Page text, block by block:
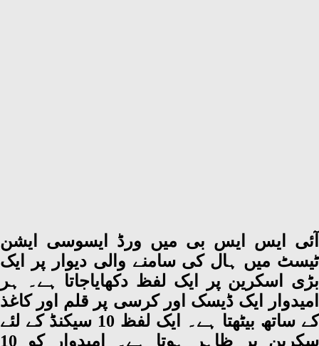
آئی ایس ایس بی میں ورڈ ایسوسی ایشن
ٹیسٹ میں ہال کی سامنے والی دیوار پر ایک
بڑی اسکرین پر ایک لفظ دکھایاجاتا ہے۔ ہر
امیدوار ایک ڈیسک اور کرسی پر قلم اور کاغذ
کے ساتھ بیٹھتا ہے۔ ایک لفظ 10 سیکنڈ کے لئے
سکرین پر ظاہر ہوتا ہے۔ امیدوار کو 10